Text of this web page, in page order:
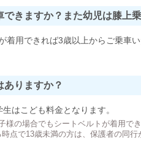
できますか？また幼児は膝上
着用できれば3歳以上からご乗車
ありますか？
はこども料金となります。
様の場合でもシートベルトが着用で
点で13歳未満の方は、保護者の同行